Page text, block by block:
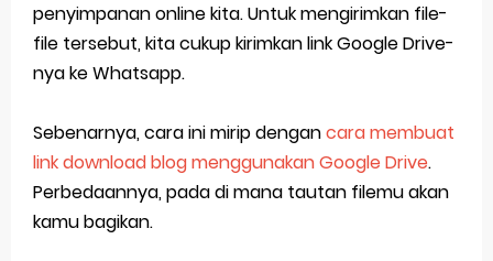
penyimpanan online kita. Untuk mengirimkan file-
file tersebut, kita cukup kirimkan link Google Drive-
nya ke Whatsapp.
Sebenarnya, cara ini mirip dengancara membuat
link download blog menggunakan Google Drive.
Perbedaannya, pada di mana tautan filemu akan
kamu bagikan.